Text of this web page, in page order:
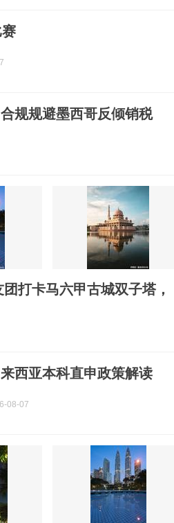
规规避墨西哥反倾销税
打卡马六甲古城双子塔，
西亚本科直申政策解读
08-07